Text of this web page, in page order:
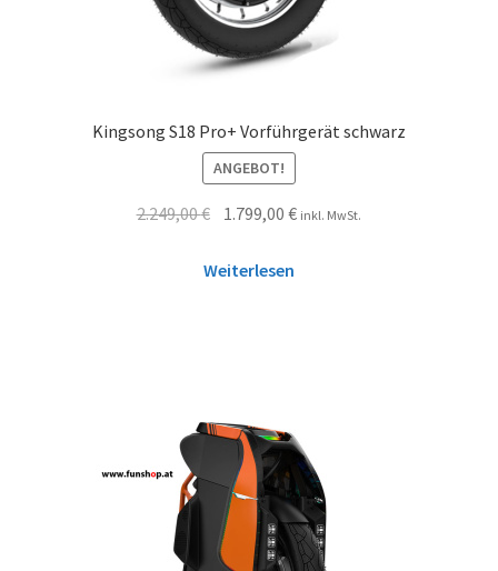
Kingsong S18 Pro+ Vorführgerät schwarz
ANGEBOT!
2.249,00€ 1.799,00€ inkl. MwSt.
Weiterlesen